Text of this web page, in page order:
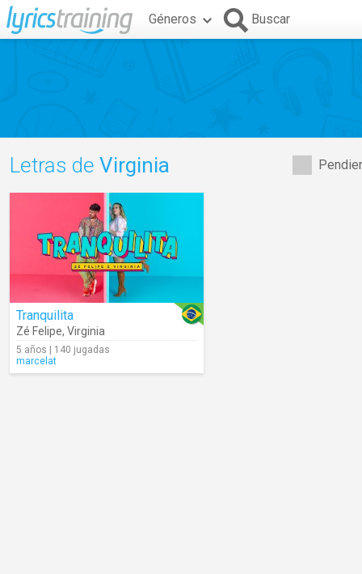
Géneros Buscar
Letras de Virginia
Tranquilita
Zé Felipe, Virginia
5 años | 140 jugadas
marcelat